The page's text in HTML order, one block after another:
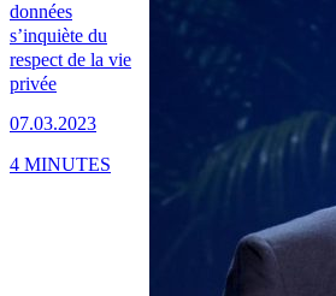
données
s’inquiète du
respect de la vie
privée
07.03.2023
4 MINUTES